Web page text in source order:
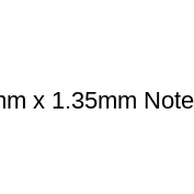
x 1.35mm